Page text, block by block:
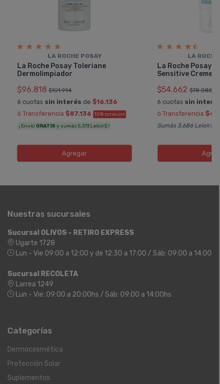
LA ROCHE POSAY
La Roche Posay Toleriane
Dermolimpiador
$96.818 $101.914
6 cuotas sin interés de $16.136
ó Transferencia $87.136 10% EXTRA OFF
¡ Envío GRATIS y sumás 5.373 Leloir$ !
Agregar
LA
La Roche Posay
Sensitive Creme
$54.662 $78.088
6 cuotas sin
ó Transferencia
Sumás 3.686 Leloir$
Nuestras sucursales
Sucursal OLIVOS - RETIRO EXPRESS
Ugarte 1728
Lun - Vie 09:00 a 12:00 y de 12:30 a 17:00 / Sáb: 09:00 a 14:00
Sucursal RECOLETA
Larrea 1249
Lun - Vie: 09:00 a 20:00hs / Sáb: 09:00 a 14:00hs
Categorías
Dermocosmética
Protección Solar
Suplementos